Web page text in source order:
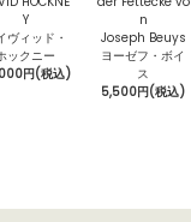
Y
ヴィッド・
ックニー
円(税込)
n
Joseph Beuys
ヨーゼフ・ボイ
ス
5,500円(税込)